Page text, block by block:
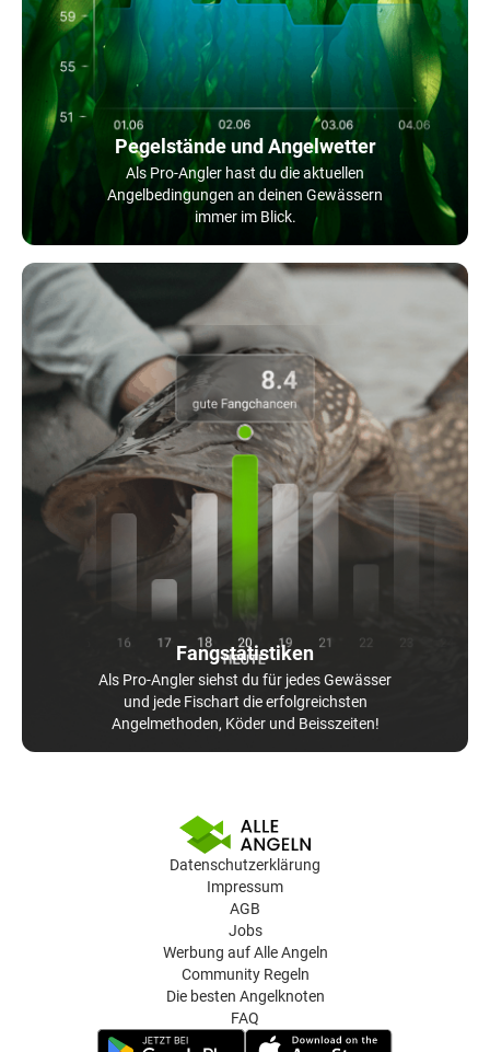
Pegelstände und Angelwetter
Als Pro-Angler hast du die aktuellen
Angelbedingungen an deinen Gewässern
immer im Blick.
Fangstatistiken
Als Pro-Angler siehst du für jedes Gewässer
und jede Fischart die erfolgreichsten
Angelmethoden, Köder und Beisszeiten!
Datenschutzerklärung
Impressum
AGB
Jobs
Werbung auf Alle Angeln
Community Regeln
Die besten Angelknoten
FAQ